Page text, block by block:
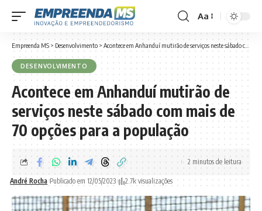
Font
Resizer
Aa
Empreenda MS>Desenvolvimento >Acontece em Anhanduí mutirão de serviços neste sábado com mais de 70 opções para a população
DESENVOLVIMENTO
Acontece em Anhanduí mutirão de
serviços neste sábado com mais de
70 opções para a população
André Rocha Publicado em 12/05/2023 2.7k visualizações
2 minutos de leitura